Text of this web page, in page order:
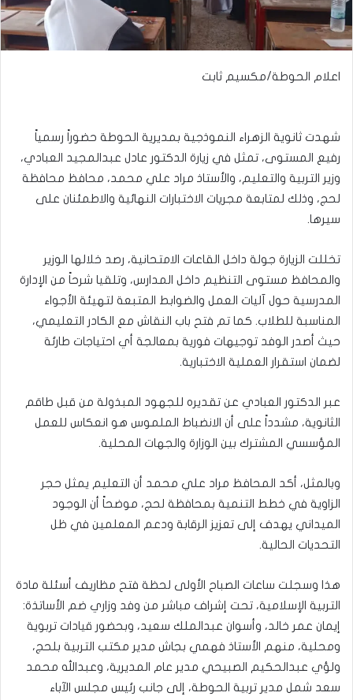
اعلام الحوطة/مكسيم ثابت
​شهدت ثانوية الزهراء النموذجية بمديرية الحوطة حضوراً رسمياً
رفيع المستوى، تمثل في زيارة الدكتور عادل عبدالمجيد العبادي،
وزير التربية والتعليم، والأستاذ مراد علي محمد، محافظ محافظة
لحج، وذلك لمتابعة مجريات الاختبارات النهائية والاطمئنان على
سيرها.
​تخللت الزيارة جولة داخل القاعات الامتحانية، رصد خلالها الوزير
والمحافظ مستوى التنظيم داخل المدارس، وتلقيا شرحاً من الإدارة
المدرسية حول آليات العمل والضوابط المتبعة لتهيئة الأجواء
المناسبة للطلاب. كما تم فتح باب النقاش مع الكادر التعليمي،
حيث أصدر الوفد توجيهات فورية بمعالجة أي احتياجات طارئة
لضمان استقرار العملية الاختبارية.
​عبر الدكتور العبادي عن تقديره للجهود المبذولة من قبل طاقم
الثانوية، مشدداً على أن الانضباط الملموس هو انعكاس للعمل
المؤسسي المشترك بين الوزارة والجهات المحلية.
وبالمثل، أكد المحافظ مراد علي محمد أن التعليم يمثل حجر
الزاوية في خطط التنمية بمحافظة لحج، موضحاً أن الوجود
الميداني يهدف إلى تعزيز الرقابة ودعم المعلمين في ظل
التحديات الحالية.
​هذا وسجلت ساعات الصباح الأولى لحظة فتح مظاريف أسئلة مادة
التربية الإسلامية، تحت إشراف مباشر من وفد وزاري ضم الأساتذة:
إيمان عمر خالد، وأسوان عبدالملك سعيد، وبحضور قيادات تربوية
ومحلية، منهم الأستاذ فهمي بجاش مدير مكتب التربية بلحج،
ولؤي عبدالحكيم الصبيحي مدير عام المديرية، وعبدالله محمد
سعد شمل مدير تربية الحوطة، إلى جانب رئيس مجلس الآباء